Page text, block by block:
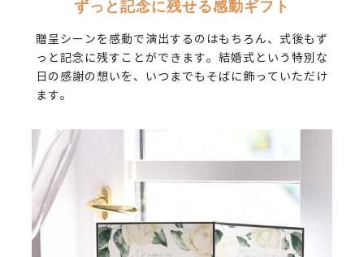
ずっと記念に残せる感動ギフト
贈呈シーンを感動で演出するのはもちろん、式後もず
っと記念に残すことができます。結婚式という特別な
日の感謝の想いを、いつまでもそばに飾っていただけ
ます。